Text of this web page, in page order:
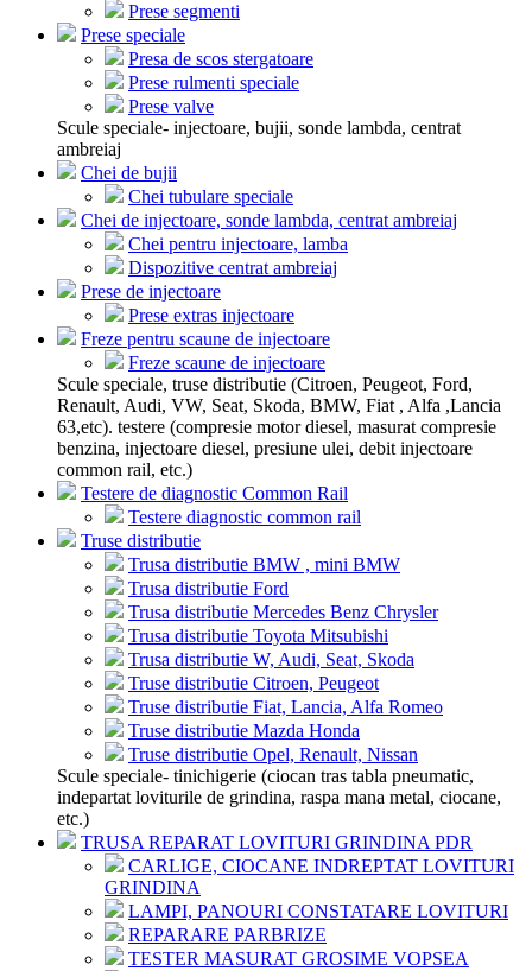
Prese segmenti
Prese speciale
Presa de scos stergatoare
Prese rulmenti speciale
Prese valve
Scule speciale- injectoare, bujii, sonde lambda, centrat
ambreiaj
Chei de bujii
Chei tubulare speciale
Chei de injectoare, sonde lambda, centrat ambreiaj
Chei pentru injectoare, lamba
Dispozitive centrat ambreiaj
Prese de injectoare
Prese extras injectoare
Freze pentru scaune de injectoare
Freze scaune de injectoare
Scule speciale, truse distributie (Citroen, Peugeot, Ford,
Renault, Audi, VW, Seat, Skoda, BMW, Fiat , Alfa ,Lancia
63,etc). testere (compresie motor diesel, masurat compresie
benzina, injectoare diesel, presiune ulei, debit injectoare
common rail, etc.)
Testere de diagnostic Common Rail
Testere diagnostic common rail
Truse distributie
Trusa distributie BMW , mini BMW
Trusa distributie Ford
Trusa distributie Mercedes Benz Chrysler
Trusa distributie Toyota Mitsubishi
Trusa distributie W, Audi, Seat, Skoda
Truse distributie Citroen, Peugeot
Truse distributie Fiat, Lancia, Alfa Romeo
Truse distributie Mazda Honda
Truse distributie Opel, Renault, Nissan
Scule speciale- tinichigerie (ciocan tras tabla pneumatic,
indepartat loviturile de grindina, raspa mana metal, ciocane,
etc.)
TRUSA REPARAT LOVITURI GRINDINA PDR
CARLIGE, CIOCANE INDREPTAT LOVITURI
GRINDINA
LAMPI, PANOURI CONSTATARE LOVITURI
REPARARE PARBRIZE
TESTER MASURAT GROSIME VOPSEA